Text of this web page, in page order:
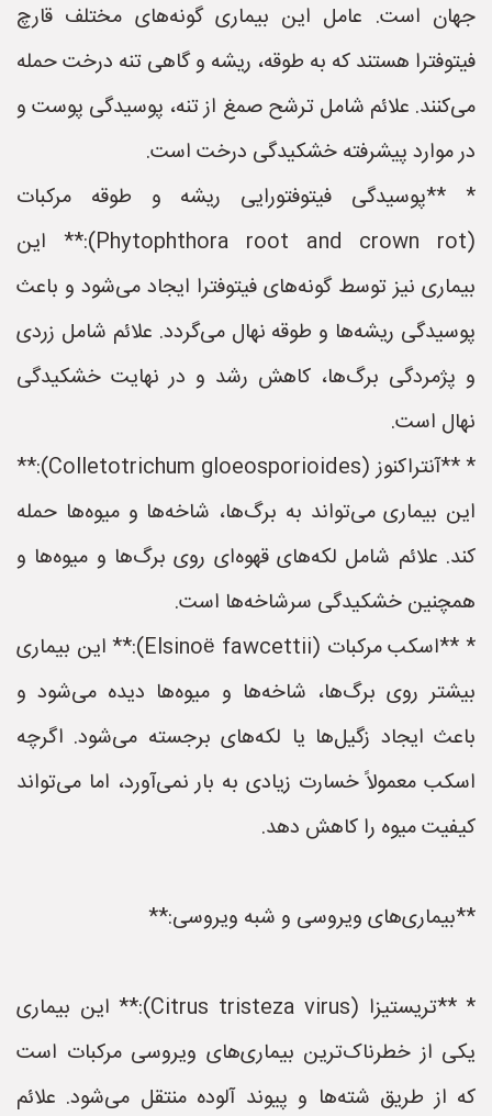
جهان است. عامل این بیماری گونه‌های مختلف قارچ
فیتوفترا هستند که به طوقه، ریشه و گاهی تنه درخت حمله
می‌کنند. علائم شامل ترشح صمغ از تنه، پوسیدگی پوست و
در موارد پیشرفته خشکیدگی درخت است.
* **پوسیدگی فیتوفتورایی ریشه و طوقه مرکبات
(Phytophthora root and crown rot):** این
بیماری نیز توسط گونه‌های فیتوفترا ایجاد می‌شود و باعث
پوسیدگی ریشه‌ها و طوقه نهال می‌گردد. علائم شامل زردی
و پژمردگی برگ‌ها، کاهش رشد و در نهایت خشکیدگی
نهال است.
* **آنتراکنوز (Colletotrichum gloeosporioides):**
این بیماری می‌تواند به برگ‌ها، شاخه‌ها و میوه‌ها حمله
کند. علائم شامل لکه‌های قهوه‌ای روی برگ‌ها و میوه‌ها و
همچنین خشکیدگی سرشاخه‌ها است.
* **اسکب مرکبات (Elsinoë fawcettii):** این بیماری
بیشتر روی برگ‌ها، شاخه‌ها و میوه‌ها دیده می‌شود و
باعث ایجاد زگیل‌ها یا لکه‌های برجسته می‌شود. اگرچه
اسکب معمولاً خسارت زیادی به بار نمی‌آورد، اما می‌تواند
کیفیت میوه را کاهش دهد.
**بیماری‌های ویروسی و شبه ویروسی:**
* **تریستیزا (Citrus tristeza virus):** این بیماری
یکی از خطرناک‌ترین بیماری‌های ویروسی مرکبات است
که از طریق شته‌ها و پیوند آلوده منتقل می‌شود. علائم